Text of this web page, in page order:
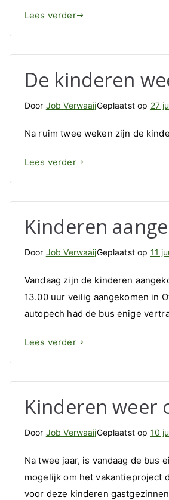
Lees verder
De kinderen
Door Job VerwaaijGeplaatst op 27
Na ruim twee weken zijn de
Lees verder
Kinderen
Door Job VerwaaijGeplaatst op 11
Vandaag zijn de kinderen
13.00 uur veilig aangekomen in
autopech had de bus enige
Lees verder
Kinderen weer
Door Job VerwaaijGeplaatst op 10
Na twee jaar, is vandaag de bus
mogelijk om het vakantieproject
voor deze kinderen